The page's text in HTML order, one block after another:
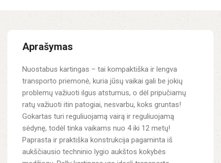
Aprašymas
Nuostabus kartingas – tai kompaktiška ir lengva
transporto priemonė, kuria jūsų vaikai gali be jokių
problemų važiuoti ilgus atstumus, o dėl pripučiamų
ratų važiuoti itin patogiai, nesvarbu, koks gruntas!
Gokartas turi reguliuojamą vairą ir reguliuojamą
sėdynę, todėl tinka vaikams nuo 4 iki 12 metų!
Paprasta ir praktiška konstrukcija pagaminta iš
aukščiausio techninio lygio aukštos kokybės